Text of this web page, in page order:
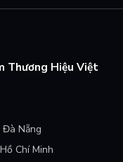
Thương Hiệu Việt
Đà Nẵng
Chí Minh